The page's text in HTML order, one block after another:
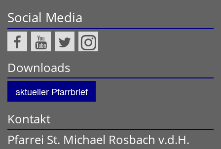
Social Media
Downloads
aktueller Pfarrbrief
Kontakt
Pfarrei St. Michael Rosbach v.d.H.